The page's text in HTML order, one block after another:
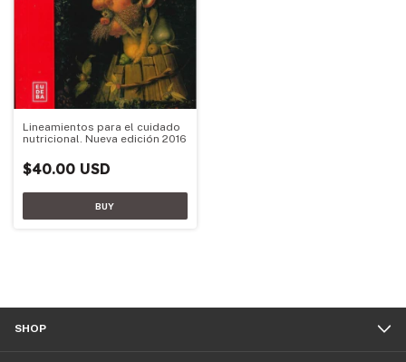
Lineamientos para el cuidado
nutricional. Nueva edición 2016
$40.00 USD
SHOP